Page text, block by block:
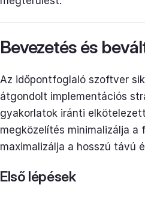
Bevezetés és
Az időpontfoglaló szoftver
átgondolt implementációs
gyakorlatok iránti
megközelítés minimalizálja a
maximalizálja a hosszú távú
Első lépések